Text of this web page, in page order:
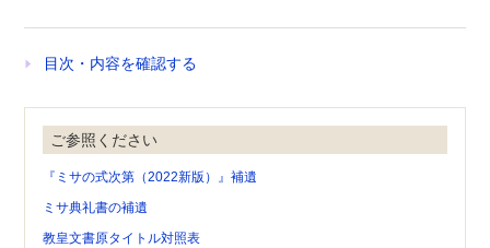
目次・内容を確認する
ご参照ください
『ミサの式次第（2022新版）』補遺
ミサ典礼書の補遺
教皇文書原タイトル対照表